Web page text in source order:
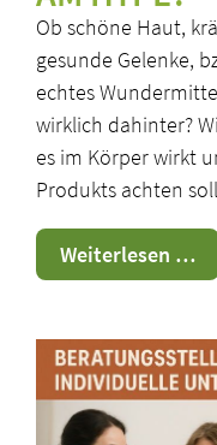
Ob schöne Haut,
gesunde Gelenke,
echtes
wirklich dahinter?
es im Körper wirkt
Produkts achten
Weiterlesen …